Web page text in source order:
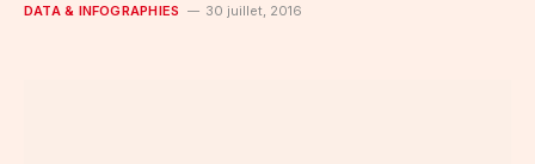
DATA & INFOGRAPHIES 30 juillet, 2016